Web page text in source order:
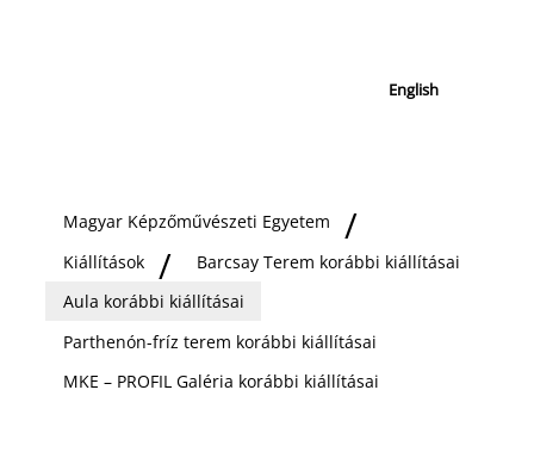
English
Magyar Képzőművészeti Egyetem
Kiállítások
Barcsay Terem korábbi kiállításai
Aula korábbi kiállításai
Parthenón-fríz terem korábbi kiállításai
MKE – PROFIL Galéria korábbi kiállításai